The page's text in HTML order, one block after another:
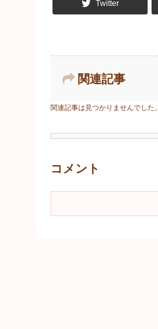
Twitter
関連記事
関連記事は見つかりませんでした。
コメント